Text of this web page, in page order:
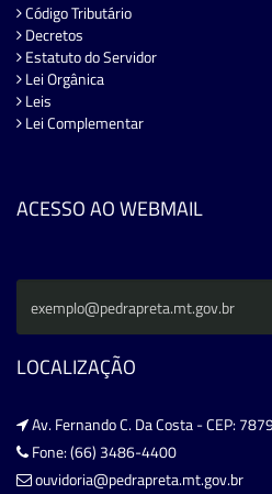
Código Tributário
Decretos
Estatuto do Servidor
Lei Orgânica
Leis
Lei Complementar
ACESSO AO WEBMAIL
LOCALIZAÇÃO
Av. Fernando C. Da Costa - CEP:
Fone: (66) 3486-4400
ouvidoria@pedrapreta.mt.gov.br